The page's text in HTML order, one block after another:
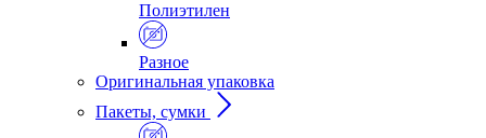
Полиэтилен
Разное
Оригинальная упаковка
Пакеты, сумки